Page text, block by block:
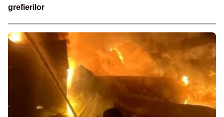
grefierilor